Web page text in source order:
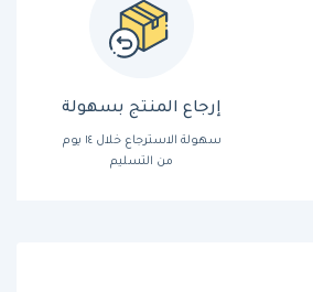
إرجاع المنتج بسهولة
سهولة الاسترجاع خلال ١٤ يوم
من التسليم